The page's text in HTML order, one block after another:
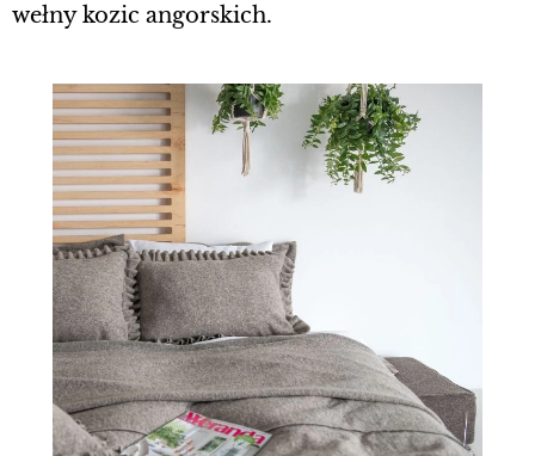
wełny kozic angorskich.